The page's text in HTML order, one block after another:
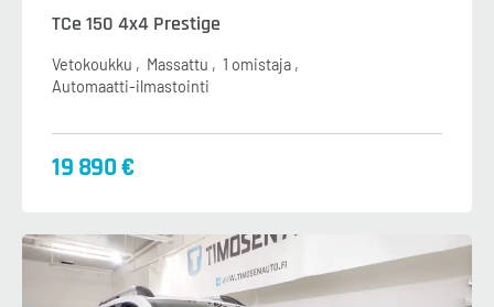
TCe 150 4x4 Prestige
Vetokoukku Massattu
1 omistaja
Automaatti-ilmastointi
19 890 €